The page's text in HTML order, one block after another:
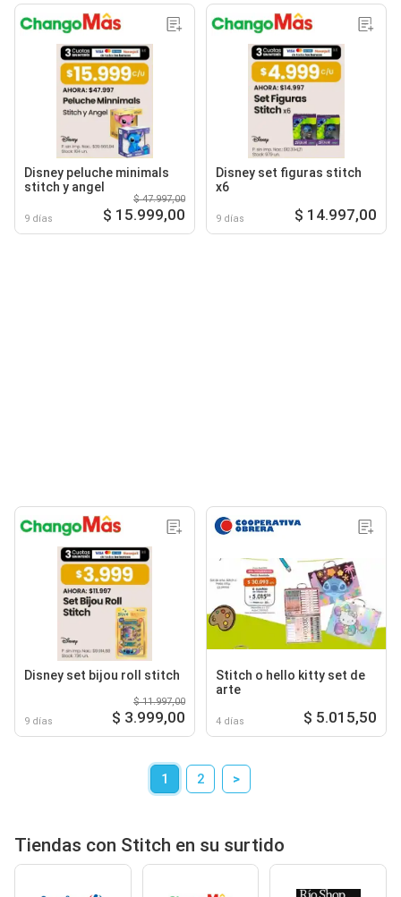
Disney peluche minimals
stitch y angel
9 días
$ 47.997,00
$ 15.999,00
Disney set figuras stitch
x6
9 días $ 14.997,00
Disney set bijou roll stitch
9 días
$ 11.997,00
$ 3.999,00
Stitch o hello kitty set de
arte
4 días $ 5.015,50
1 2 >
Tiendas con Stitch en su surtido